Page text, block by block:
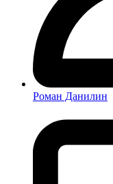
Роман Данилин